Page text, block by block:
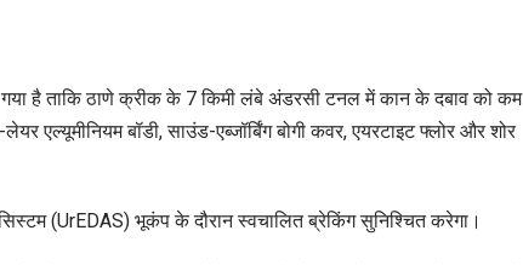
है ताकि ठाणे क्रीक के 7 किमी लंबे अंडरसी टनल में कान के दबाव को कम
बॉडी, साउंड-एब्जॉर्बिंग बोगी कवर, एयरटाइट फ्लोर और शोर
(UrEDAS) भूकंप के दौरान स्वचालित ब्रेकिंग सुनिश्चित करेगा।